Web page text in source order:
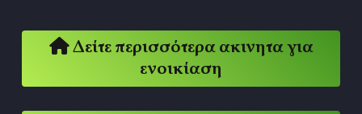
Δείτε περισσότερα ακινητα για
ενοικίαση